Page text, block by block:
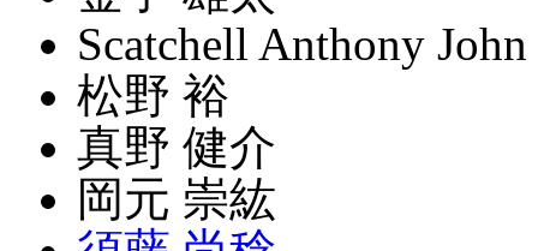
Scatchell Anthony John
松野 裕
真野 健介
岡元 崇紘